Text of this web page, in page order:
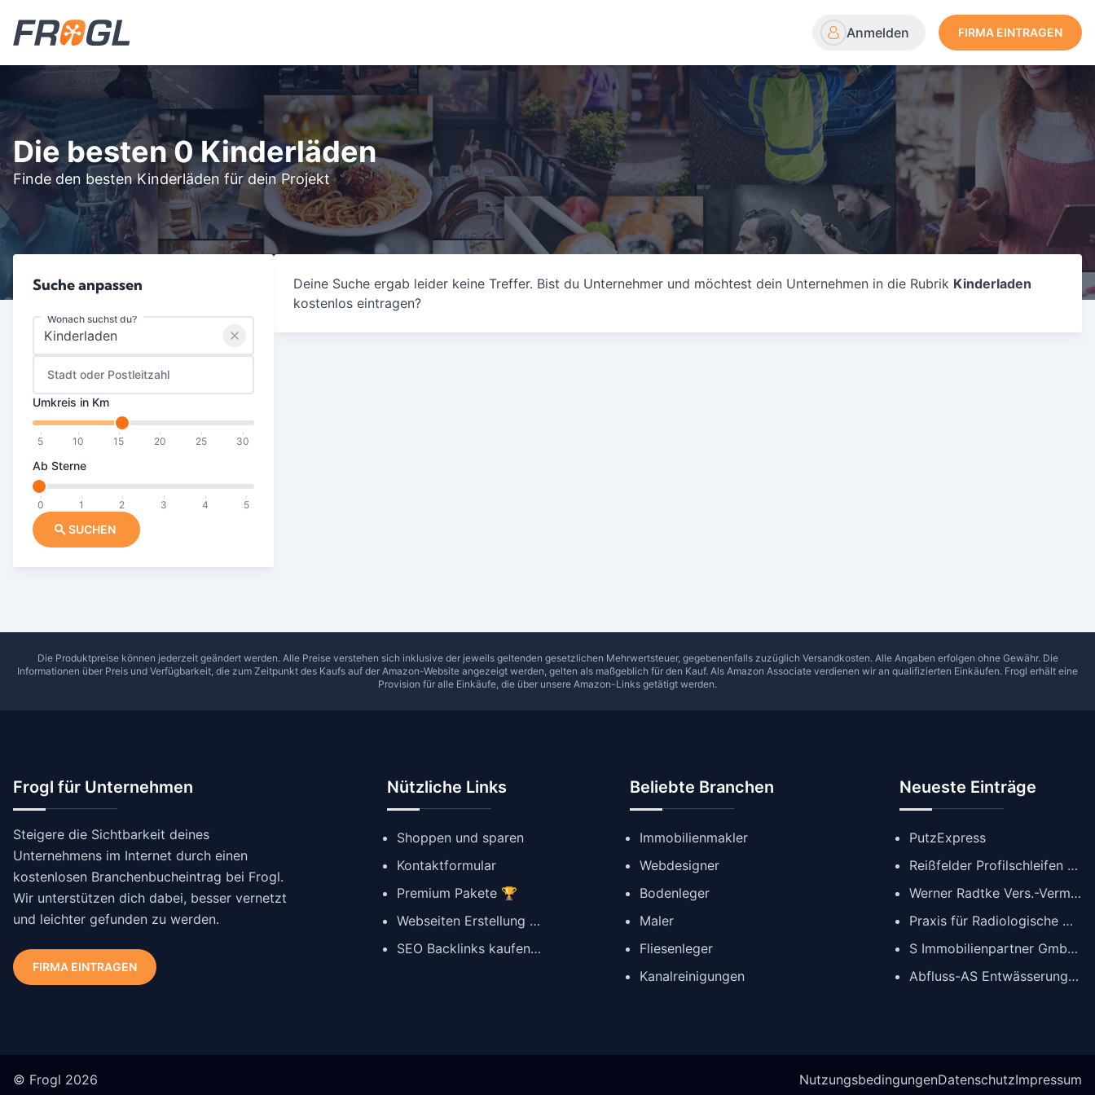
Anmelden FIRMA EINTRAGEN
Die besten 0 Kinderläden
Finde den besten Kinderläden für dein Projekt
Suche anpassen
Wonach suchst du?
Stadt oder Postleitzahl
Umkreis in Km
5 10 15 20 25 30
Ab Sterne
0 1 2 3 4 5
SUCHEN
Deine Suche ergab leider keine Treffer. Bist du Unternehmer und möchtest dein Unternehmen in die Rubrik Kinderladen
kostenlos eintragen?
Die Produktpreise können jederzeit geändert werden. Alle Preise verstehen sich inklusive der jeweils geltenden gesetzlichen Mehrwertsteuer, gegebenenfalls zuzüglich Versandkosten. Alle Angaben erfolgen ohne Gewähr. Die
Informationen über Preis und Verfügbarkeit, die zum Zeitpunkt des Kaufs auf der Amazon-Website angezeigt werden, gelten als maßgeblich für den Kauf. Als Amazon Associate verdienen wir an qualifizierten Einkäufen. Frogl erhält eine
Provision für alle Einkäufe, die über unsere Amazon-Links getätigt werden.
Frogl für Unternehmen
Steigere die Sichtbarkeit deines
Unternehmens im Internet durch einen
kostenlosen Branchenbucheintrag bei Frogl.
Wir unterstützen dich dabei, besser vernetzt
und leichter gefunden zu werden.
FIRMA EINTRAGEN
Nützliche Links
Shoppen und sparen
Kontaktformular
Premium Pakete 🏆
Webseiten Erstellung ✨
SEO Backlinks kaufen 🔗
Beliebte Branchen
Immobilienmakler
Webdesigner
Bodenleger
Maler
Fliesenleger
Kanalreinigungen
Neueste Einträge
PutzExpress
Reißfelder Profilschleifen GmbH
Werner Radtke Vers.-Verm. GmbH
Praxis für Radiologische Diagnostik
S Immobilienpartner GmbH | Immobilienmakler Köln
Abfluss-AS Entwässerungstechnik GmbH
© Frogl 2026 NutzungsbedingungenDatenschutzImpressum